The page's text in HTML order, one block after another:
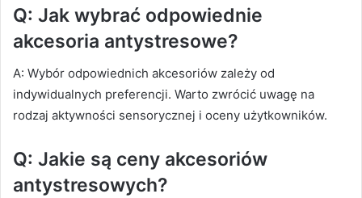
Q: Jak wybrać odpowiednie
akcesoria antystresowe?
A: Wybór odpowiednich akcesoriów zależy od
indywidualnych preferencji. Warto zwrócić uwagę na
rodzaj aktywności sensorycznej i oceny użytkowników.
Q: Jakie są ceny akcesoriów
antystresowych?